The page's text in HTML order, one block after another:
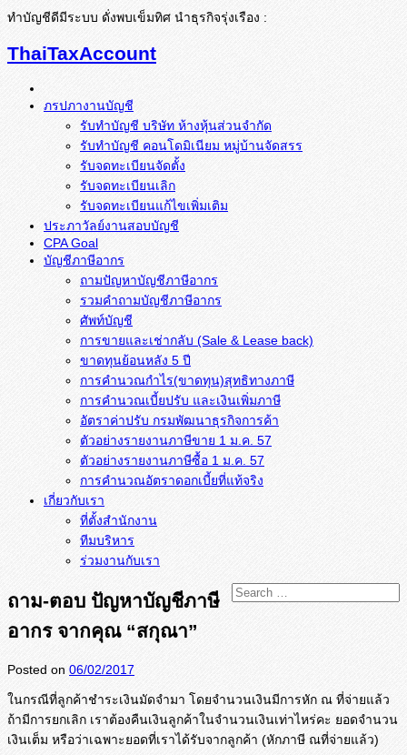
ทำบัญชีดีมีระบบ ดั่งพบเข็มทิศ นำธุรกิจรุ่งเรือง :
ThaiTaxAccount
ภรปภางานบัญชี
รับทำบัญชี บริษัท ห้างหุ้นส่วนจำกัด
รับทำบัญชี คอนโดมิเนียม หมู่บ้านจัดสรร
รับจดทะเบียนจัดตั้ง
รับจดทะเบียนเลิก
รับจดทะเบียนแก้ไขเพิ่มเติม
ประภาวัลย์งานสอบบัญชี
CPA Goal
บัญชีภาษีอากร
ถามปัญหาบัญชีภาษีอากร
รวมคำถามบัญชีภาษีอากร
ศัพท์บัญชี
การขายและเช่ากลับ (Sale & Lease back)
ขาดทุนย้อนหลัง 5 ปี
การคำนวณกำไร(ขาดทุน)สุทธิทางภาษี
การคำนวณเบี้ยปรับ และเงินเพิ่มภาษี
อัตราค่าปรับ กรมพัฒนาธุรกิจการค้า
ตัวอย่างรายงานภาษีขาย 1 ม.ค. 57
การคำนวณอัตราดอกเบี้ยที่แท้จริง
เกี่ยวกับเรา
ที่ตั้งสำนักงาน
ทีมบริหาร
ร่วมงานกับเรา
ถาม-ตอบ ปัญหาบัญชีภาษี
อากร จากคุณ “สกุณา”
Posted on 06/02/2017
ในกรณีที่ลูกค้าชำระเงินมัดจำมา โดยจำนวนเงินมีการหัก ณ ที่จ่ายแล้ว
ถ้ามีการยกเลิก เราต้องคืนเงินลูกค้าในจำนวนเงินเท่าไหร่คะ ยอดจำนวน
เงินเต็ม หรือว่าเฉพาะยอดที่เราได้รับจากลูกค้า (หักภาษี ณที่จ่ายแล้ว)